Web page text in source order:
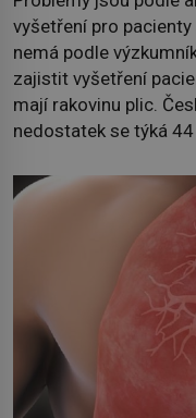
vyšetření pro
nemá podle
zajistit vyšetření
mají rakovinu plic.
nedostatek se týká